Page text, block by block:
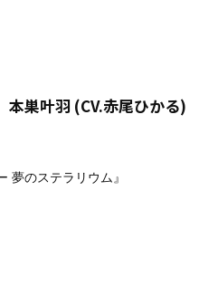
本巣叶羽 (CV.赤尾ひかる)
夢のステラリウム』